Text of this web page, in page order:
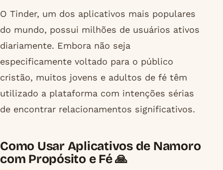
O Tinder, um dos aplicativos mais populares
do mundo, possui milhões de usuários ativos
diariamente. Embora não seja
especificamente voltado para o público
cristão, muitos jovens e adultos de fé têm
utilizado a plataforma com intenções sérias
de encontrar relacionamentos significativos.
Como Usar Aplicativos de Namoro
com Propósito e Fé 🙏